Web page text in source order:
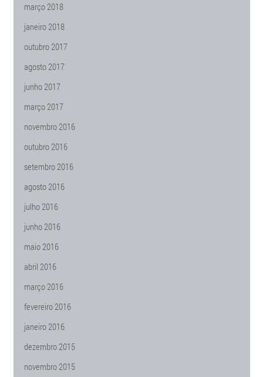
março 2018
janeiro 2018
outubro 2017
agosto 2017
junho 2017
março 2017
novembro 2016
outubro 2016
setembro 2016
agosto 2016
julho 2016
junho 2016
maio 2016
abril 2016
março 2016
fevereiro 2016
janeiro 2016
dezembro 2015
novembro 2015